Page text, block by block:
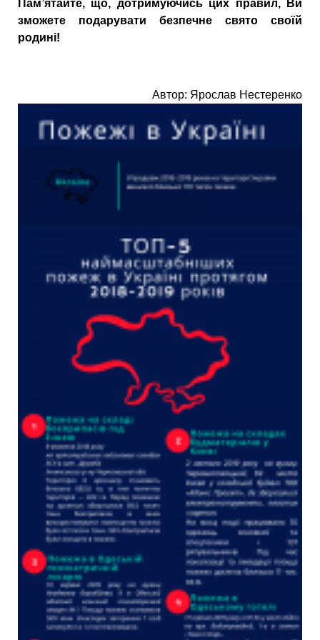
Пам’ятайте, що, дотримуючись цих правил, Ви
зможете подарувати безпечне свято своїй
родині!
Автор: Ярослав Нестеренко